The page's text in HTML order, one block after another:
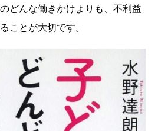
どんな働きかけよりも、不利益
ことが大切です。